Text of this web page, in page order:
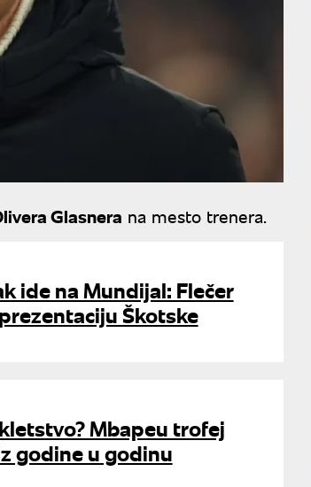
Glasnera na mesto trenera.
ide na Mundijal: Flečer
Škotske
Mbapeu trofej
godine u godinu